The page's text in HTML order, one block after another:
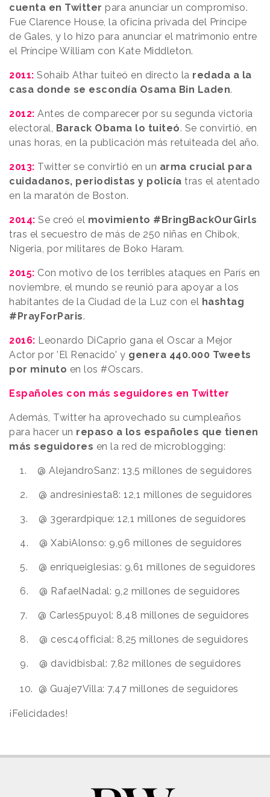
cuenta en Twitter para anunciar un compromiso.
Fue Clarence House, la oficina privada del Príncipe
de Gales, y lo hizo para anunciar el matrimonio entre
el Príncipe William con Kate Middleton.
2011: Sohaib Athar tuiteó en directo la redada a la
casa donde se escondía Osama Bin Laden.
2012: Antes de comparecer por su segunda victoria
electoral, Barack Obama lo tuiteó. Se convirtió, en
unas horas, en la publicación más retuiteada del año.
2013: Twitter se convirtió en un arma crucial para
cuidadanos, periodistas y policía tras el atentado
en la maratón de Boston.
2014: Se creó el movimiento #BringBackOurGirls
tras el secuestro de más de 250 niñas en Chibok,
Nigeria, por militares de Boko Haram.
2015: Con motivo de los terribles ataques en París en
noviembre, el mundo se reunió para apoyar a los
habitantes de la Ciudad de la Luz con el hashtag
#PrayForParis.
2016: Leonardo DiCaprio gana el Oscar a Mejor
Actor por 'El Renacido' y genera 440.000 Tweets
por minuto en los #Oscars.
Españoles con más seguidores en Twitter
Además, Twitter ha aprovechado su cumpleaños
para hacer un repaso a los españoles que tienen
más seguidores en la red de microblogging:
1. @ AlejandroSanz: 13,5 millones de seguidores
2. @ andresiniesta8: 12,1 millones de seguidores
3. @ 3gerardpique: 12,1 millones de seguidores
4. @ XabiAlonso: 9,96 millones de seguidores
5. @ enriqueiglesias: 9,61 millones de seguidores
6. @ RafaelNadal: 9,2 millones de seguidores
7. @ Carles5puyol: 8,48 millones de seguidores
8. @ cesc4official: 8,25 millones de seguidores
9. @ davidbisbal: 7,82 millones de seguidores
10. @ Guaje7Villa: 7,47 millones de seguidores
¡Felicidades!